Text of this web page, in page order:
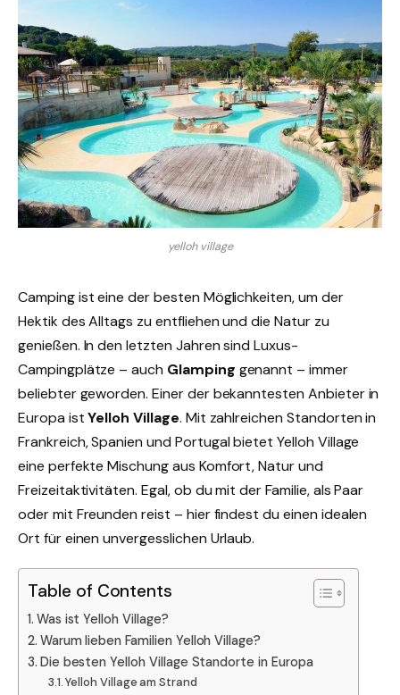
yelloh village
Camping ist eine der besten Möglichkeiten, um der
Hektik des Alltags zu entfliehen und die Natur zu
genießen. In den letzten Jahren sind Luxus-
Campingplätze – auch Glamping genannt – immer
beliebter geworden. Einer der bekanntesten Anbieter in
Europa istYelloh Village. Mit zahlreichen Standorten in
Frankreich, Spanien und Portugal bietet Yelloh Village
eine perfekte Mischung aus Komfort, Natur und
Freizeitaktivitäten. Egal, ob du mit der Familie, als Paar
oder mit Freunden reist – hier findest du einen idealen
Ort für einen unvergesslichen Urlaub.
Table of Contents
Was ist Yelloh Village?
Warum lieben Familien Yelloh Village?
Die besten Yelloh Village Standorte in Europa
Yelloh Village am Strand